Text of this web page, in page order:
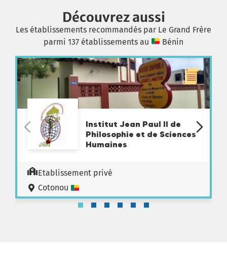
Découvrez aussi
Les établissements recommandés par Le Grand Frère
parmi 137 établissements au
Bénin
Institut Jean Paul II de
Philosophie et de Sciences
Humaines
Etablissement privé
Cotonou